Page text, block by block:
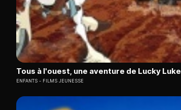
Tous à l'ouest, une aventure de Lucky Luke
ENFANTS FILMS JEUNESSE